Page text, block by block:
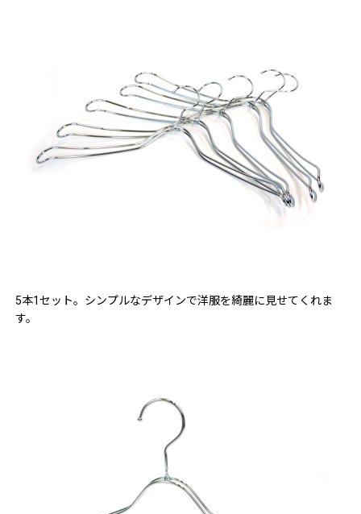
5本1セット。シンプルなデザインで洋服を綺麗に見せてくれま
す。